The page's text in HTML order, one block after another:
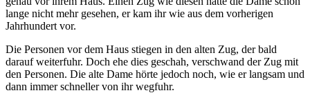
lange nicht mehr gesehen, er kam ihr wie aus dem vorherigen
Jahrhundert vor.
Die Personen vor dem Haus stiegen in den alten Zug, der bald
darauf weiterfuhr. Doch ehe dies geschah, verschwand der Zug mit
den Personen. Die alte Dame hörte jedoch noch, wie er langsam und
dann immer schneller von ihr wegfuhr.